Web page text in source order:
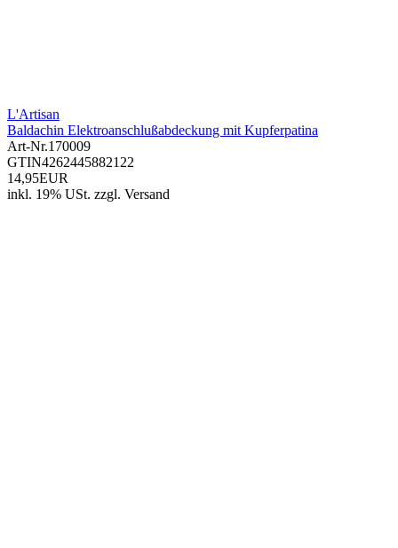
L'Artisan
Baldachin Elektroanschlußabdeckung mit Kupferpatina
Art-Nr.170009
GTIN4262445882122
14,95EUR
inkl. 19% USt. zzgl. Versand